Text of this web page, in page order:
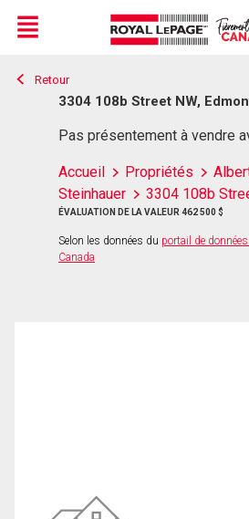
Live
En Direct
Menu
Retour
3304 108b Street NW,
Pas présentement à vendre
Accueil Propriétés
Steinhauer
3304 108b
ÉVALUATION DE LA VALEUR 462 500 $
Selon les données du portail de
Canada